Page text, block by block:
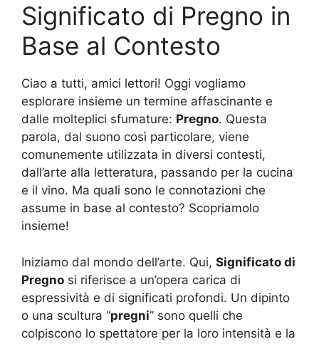
Significato di Pregno in
Base al Contesto
Ciao a tutti, amici lettori! Oggi vogliamo
esplorare insieme un termine affascinante e
dalle molteplici sfumature: Pregno. Questa
parola, dal suono così particolare, viene
comunemente utilizzata in diversi contesti,
dall’arte alla letteratura, passando per la cucina
e il vino. Ma quali sono le connotazioni che
assume in base al contesto? Scopriamolo
insieme!
Iniziamo dal mondo dell’arte. Qui, Significato di
Pregno si riferisce a un’opera carica di
espressività e di significati profondi. Un dipinto
o una scultura “pregni” sono quelli che
colpiscono lo spettatore per la loro intensità e la